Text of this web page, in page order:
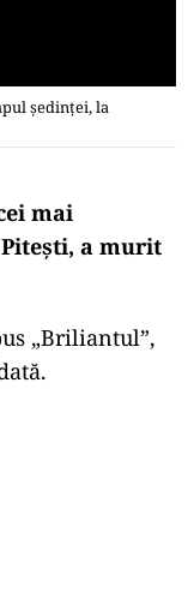
ședinței, la
mai
a murit
„Briliantul”,